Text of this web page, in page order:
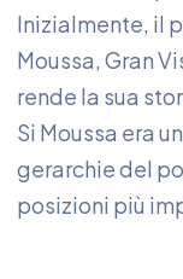
Inizialmente, il
Moussa, Gran
rende la sua
Si Moussa era
gerarchie del
posizioni più